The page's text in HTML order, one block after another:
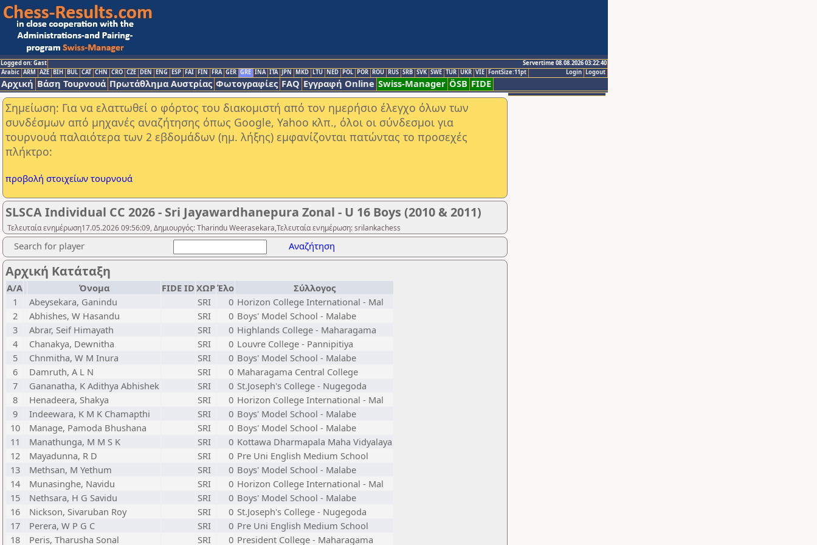
Logged on: Gast
Servertime 08.08.2026 03:22:40
Logout
Login
Arabic ARM AZE BIH BUL CAT CHN CRO CZE DEN ENG ESP FAI FIN FRA GER GRE INA ITA JPN MKD LTU NED POL POR ROU RUS SRB SVK SWE TUR UKR VIE FontSize:11pt
Αρχική Βάση Τουρνουά Πρωτάθλημα Αυστρίας Φωτογραφίες FAQ Εγγραφή Online Swiss-Manager ÖSB FIDE
Σημείωση: Για να ελαττωθεί ο φόρτος του διακομιστή από τον ημερήσιο έλεγχο όλων των
συνδέσμων από μηχανές αναζήτησης όπως Google, Yahoo κλπ., όλοι οι σύνδεσμοι για
τουρνουά παλαιότερα των 2 εβδομάδων (ημ. λήξης) εμφανίζονται πατώντας το προσεχές
πλήκτρο:
προβολή στοιχείων τουρνουά
SLSCA Individual CC 2026 - Sri Jayawardhanepura Zonal - U 16 Boys (2010 & 2011)
Τελευταία ενημέρωση17.05.2026 09:56:09, Δημιουργός: Tharindu Weerasekara,Τελευταία ενημέρωση: srilankachess
Search for player Αναζήτηση
Αρχική Κατάταξη
Α/Α Όνομα FIDE ID ΧΩΡΈλο
Σύλλογος
1
Abeysekara, Ganindu SRI 0 Horizon College International - Mal
2
Abhishes, W Hasandu SRI 0 Boys' Model School - Malabe
3
Abrar, Seif Himayath SRI 0 Highlands College - Maharagama
4
Chanakya, Dewnitha SRI 0 Louvre College - Pannipitiya
5
Chnmitha, W M Inura SRI 0 Boys' Model School - Malabe
6
Damruth, A L N SRI 0 Maharagama Central College
7
Gananatha, K Adithya Abhishek SRI 0 St.Joseph's College - Nugegoda
8
Henadeera, Shakya SRI 0 Horizon College International - Mal
9
Indeewara, K M K Chamapthi SRI 0 Boys' Model School - Malabe
10
Manage, Pamoda Bhushana SRI 0 Boys' Model School - Malabe
11
Manathunga, M M S K SRI 0 Kottawa Dharmapala Maha Vidyalaya
12
Mayadunna, R D SRI 0 Pre Uni English Medium School
13
Methsan, M Yethum SRI 0 Boys' Model School - Malabe
14
Munasinghe, Navidu SRI 0 Horizon College International - Mal
15
Nethsara, H G Savidu SRI 0 Boys' Model School - Malabe
16
Nickson, Sivaruban Roy SRI 0 St.Joseph's College - Nugegoda
17
Perera, W P G C SRI 0 Pre Uni English Medium School
18
Peris, Tharusha Sonal SRI 0 President College - Maharagama